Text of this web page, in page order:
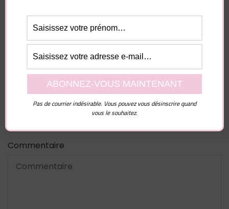
Laisser un commentaire
Votre adresse e-mail ne sera pas publiée.
Les
Commentaire
Pas de courrier indésirable. Vous pouvez vous désinscrire quand
vous le souhaitez.